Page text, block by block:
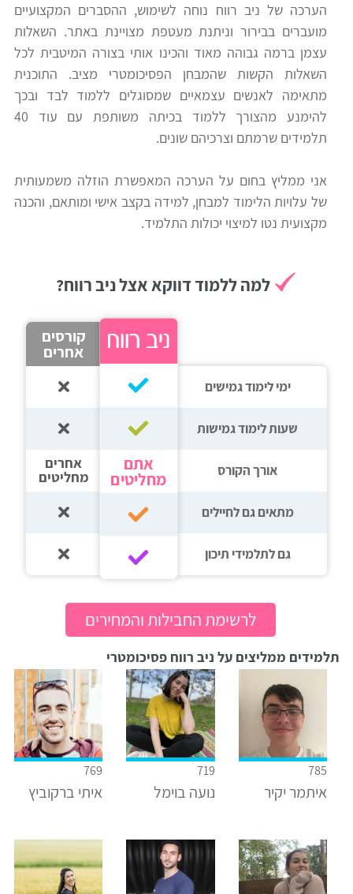
תלמידים
ממליצים
ניב
רווח
חיפוש
לימודים
הערכה של ניב רווח נוחה לשימוש, ההסברים המקצועיים
מועברים בבירור וניתנת מעטפת מצויינת באתר. השאלות
עצמן ברמה גבוהה מאוד והכינו אותי בצורה המיטבית לכל
השאלות הקשות שהמבחן הפסיכומטרי מציב. התוכנית
מתאימה לאנשים עצמאיים שמסוגלים ללמוד לבד ובכך
להימנע מהצורך ללמוד בכיתה משותפת עם עוד 40
תלמידים שרמתם וצרכיהם שונים.
אני ממליץ בחום על הערכה המאפשרת הוזלה משמעותית
של עלויות הלימוד למבחן, למידה בקצב אישי ומותאם, והכנה
מקצועית נטו למיצוי יכולות התלמיד.
למה ללמוד דווקא אצל ניב רווח?
ימי לימוד גמישים
שעות לימוד גמישות
אורך הקורס
מתאים גם לחיילים
גם לתלמידי תיכון‎‏
אתם
מחליטים
קורסים
אחרים
אחרים
מחליטים
לרשימת החבילות והמחירים
תלמידים ממליצים על ניב רווח פסיכומטרי
785
איתמר יקיר
719
נועה בוימל
769
איתי ברקוביץ